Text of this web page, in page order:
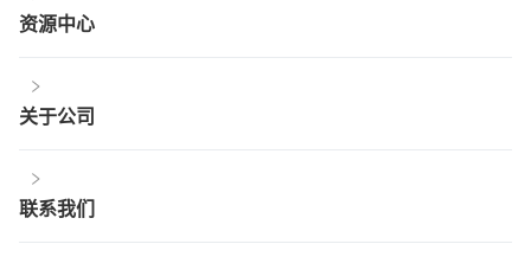
资源中心
关于公司
联系我们